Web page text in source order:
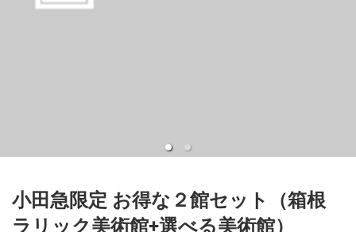
小田急限定 お得な２館セット（箱根
ラリック美術館+選べる美術館）